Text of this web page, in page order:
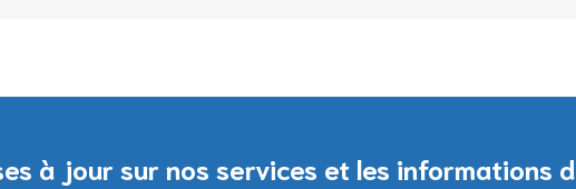
à jour sur nos services et les informations